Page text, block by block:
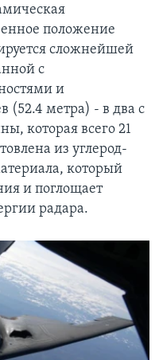
положение
сложнейшей
с
и
(52.4 метра) - в два с
которая всего 21
из углерод-
который
и поглощает
радара.